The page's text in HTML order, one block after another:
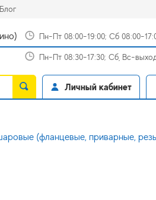
Блог(current)
Пн-Пт 08:00-19:00; Сб 08:00-
Пн-Пт 08:30-17:30; Сб, Вс-
Личный кабинет
(фланцевые, приварные,